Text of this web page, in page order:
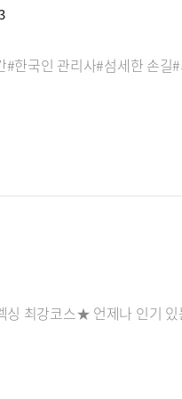
한국인 관리사#섬세한 손길
최강코스★ 언제나 인기 있